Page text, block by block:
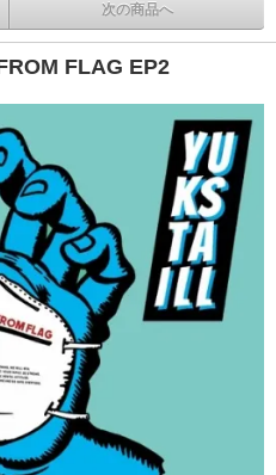
次の商品へ
FLAG EP2